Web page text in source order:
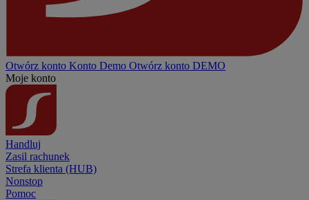
Otwórz konto Konto Demo Otwórz konto DEMO
Moje konto
Handluj
Zasil rachunek
Strefa klienta (HUB)
Nonstop
Pomoc